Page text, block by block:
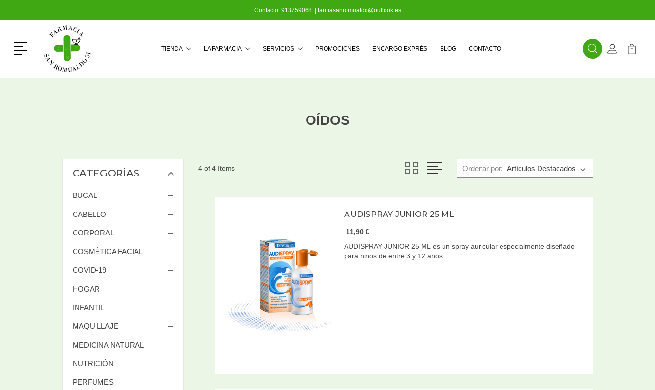
Contacto: 913759068| farmasanromualdo@outlook.es
Menú TIENDA LA FARMACIA SERVICIOS PROMOCIONES ENCARGO EXPRÉS BLOG CONTACTO BuscarMi Cuenta
Mi
OÍDOS
CATEGORÍAS
BUCAL
CABELLO
CORPORAL
COSMÉTICA FACIAL
COVID-19
HOGAR
INFANTIL
MAQUILLAJE
MEDICINA NATURAL
NUTRICIÓN
PERFUMES
4 of 4 Items Ordenar por:
AUDISPRAY JUNIOR 25 ML
11,90 €
AUDISPRAY JUNIOR 25 ML es un spray auricular especialmente diseñado
para niños de entre 3 y 12 años.…